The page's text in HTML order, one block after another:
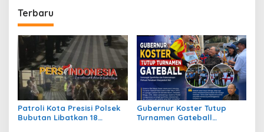
Terbaru
Patroli Kota Presisi Polsek
Bubutan Libatkan 18
Gubernur Koster Tutup
Turnamen Gateball